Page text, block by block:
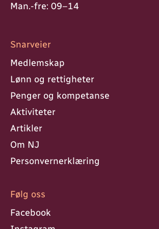
Man.-fre: 09–14
Snarveier
Medlemskap
Lønn og rettigheter
Penger og kompetanse
Aktiviteter
Artikler
Om NJ
Personvern­erklæring
Følg oss
Facebook